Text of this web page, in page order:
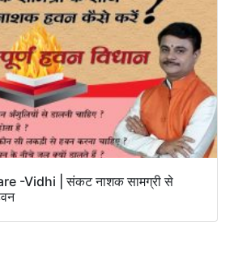
-Vidhi | संकट नाशक सामग्री से